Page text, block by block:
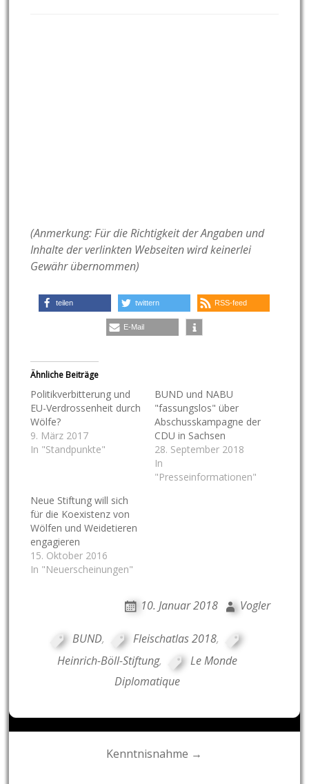
(Anmerkung: Für die Richtigkeit der Angaben und
Inhalte der verlinkten Webseiten wird keinerlei
Gewähr übernommen)
teilen twittern RSS-feed
E-Mail
Ähnliche Beiträge
Politikverbitterung und
EU-Verdrossenheit durch
Wölfe?
9. März 2017
In "Standpunkte"
BUND und NABU
"fassungslos" über
Abschusskampagne der
CDU in Sachsen
28. September 2018
In
"Presseinformationen"
Neue Stiftung will sich
für die Koexistenz von
Wölfen und Weidetieren
engagieren
15. Oktober 2016
In "Neuerscheinungen"
10. Januar 2018 Vogler
BUND, Fleischatlas 2018,
Heinrich-Böll-Stiftung,
Le Monde
Diplomatique
Kenntnisnahme →